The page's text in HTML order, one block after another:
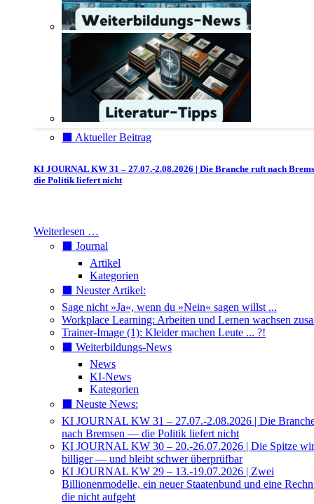
⬛️ Aktueller Beitrag
KI JOURNAL KW 31 – 27.07.-2.08.2026 | Die Branche ruft nach
die Politik liefert nicht
Weiterlesen …
⬛️ Journal
Artikel
Kategorien
⬛️ Neuster Artikel:
Sage nicht »Ja«, wenn du »Nein« sagen willst ...
Workplace Learning: Arbeiten und Lernen wachsen
Trainer-Image (1): Kleider machen Leute ... ?!
⬛️ Weiterbildungs-News
News
KI-News
Kategorien
⬛️ Neuste News:
KI JOURNAL KW 31 – 27.07.-2.08.2026 | Die
nach Bremsen — die Politik liefert nicht
KI JOURNAL KW 30 – 20.-26.07.2026 | Die Spitze
billiger — und bleibt schwer überprüfbar
KI JOURNAL KW 29 – 13.-19.07.2026 | Zwei
Billionenmodelle, ein neuer Staatenbund und eine
die nicht aufgeht